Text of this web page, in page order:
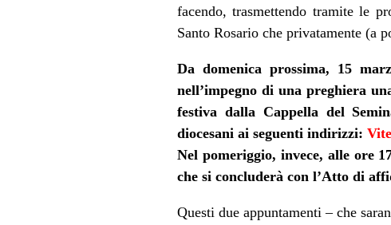
facendo, trasmettendo tramite le
Santo Rosario che privatamente (a
Da domenica prossima, 15
nell’impegno di una preghiera
festiva dalla Cappella del
diocesani ai seguenti indirizzi:
Nel pomeriggio, invece, alle ore
che si concluderà con l’Atto di
Questi due appuntamenti – che